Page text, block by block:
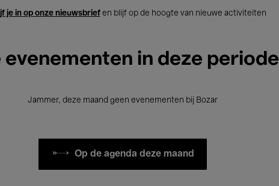
je in op onze nieuwsbriefen blijf op de hoogte van nieuwe activiteiten
evenementen in deze periode
Jammer, deze maand geen evenementen bij Bozar
Op de agenda deze maand